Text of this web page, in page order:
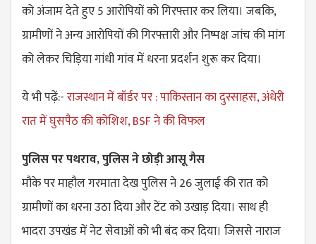
को अंजाम देते हुए 5 आरोपियों को गिरफ्तार कर लिया। जबकि,
ग्रामीणों ने अन्य आरोपियों की गिरफ्तारी और निष्पक्ष जांच की मांग
को लेकर चिड़िया गांधी गांव में धरना प्रदर्शन शुरू कर दिया।
ये भी पढ़ें:-राजस्थान में बॉर्डर पर : पाकिस्तान का दुस्साहस, अंधेरी
रात में घुसपैठ की कोशिश, BSF ने की विफल
पुलिस पर पथराव, पुलिस ने छोड़ी आसू गैस
मौके पर माहौल गरमाता देख पुलिस ने 26 जुलाई की रात को
ग्रामीणों का धरना उठा दिया और टेंट को उखाड़ दिया। साथ ही
भादरा उपखंड में नेट सेवाओं को भी बंद कर दिया। जिससे नाराज